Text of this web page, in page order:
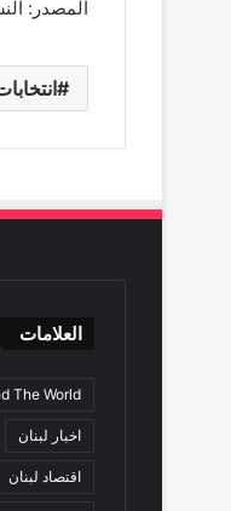
المصدر:
العلامات
The World
اخبار لبنان
اقتصاد لبنان